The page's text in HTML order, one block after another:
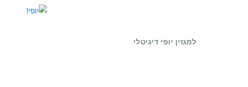
למגזין יופי דיגיטלי